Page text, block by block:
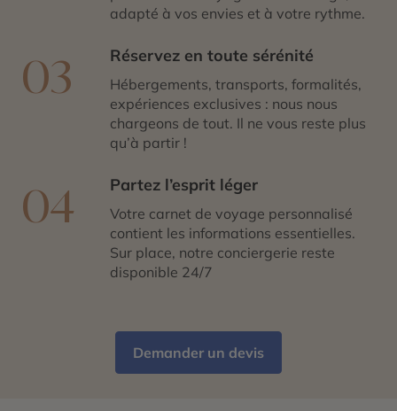
adapté à vos envies et à votre rythme.
03 Réservez en toute sérénité
Hébergements, transports, formalités,
expériences exclusives : nous nous
chargeons de tout. Il ne vous reste plus
qu’à partir !
04 Partez l’esprit léger
Votre carnet de voyage personnalisé
contient les informations essentielles.
Sur place, notre conciergerie reste
disponible 24/7
Demander un devis